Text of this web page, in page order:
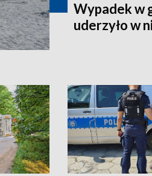
Wypadek w
uderzyło w